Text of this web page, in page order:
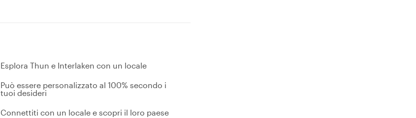
Esplora Thun e Interlaken con un locale
Può essere personalizzato al 100% secondo i
tuoi desideri
Connettiti con un locale e scopri il loro paese